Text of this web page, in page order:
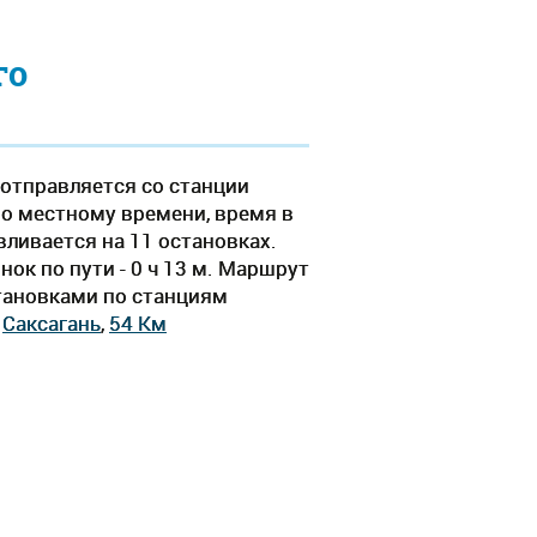
со станции
местному времени, время в
на 11 остановках.
по пути - 0 ч 13 м. Маршрут
по станциям
Саксагань, 54 Км